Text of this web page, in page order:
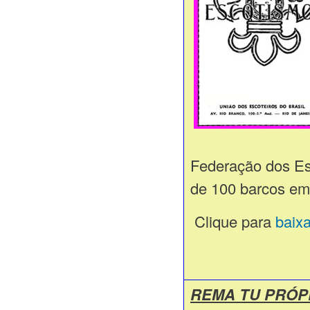
Federação dos
de 100 barcos
Clique para
REMA TU